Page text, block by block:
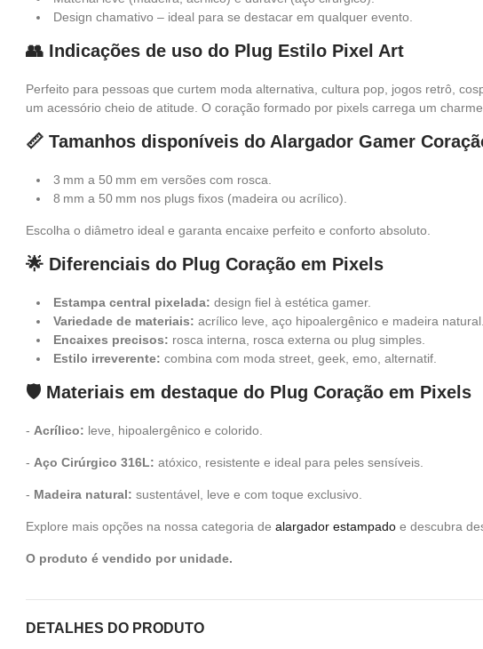
Design chamativo – ideal para se destacar em qualquer evento.
👥 Indicações de uso do Plug Estilo Pixel Art
Perfeito para pessoas que curtem moda alternativa, cultura pop, jogos retrô,
um acessório cheio de atitude. O coração formado por pixels carrega um
📏 Tamanhos disponíveis do Alargador Gamer
3 mm a 50 mm em versões com rosca.
8 mm a 50 mm nos plugs fixos (madeira ou acrílico).
Escolha o diâmetro ideal e garanta encaixe perfeito e conforto absoluto.
🌟 Diferenciais do Plug Coração em Pixels
Estampa central pixelada: design fiel à estética gamer.
Variedade de materiais: acrílico leve, aço hipoalergênico e madeira natural.
Encaixes precisos: rosca interna, rosca externa ou plug simples.
Estilo irreverente: combina com moda street, geek, emo, alternatif.
🛡️ Materiais em destaque do Plug Coração em Pixels
- Acrílico: leve, hipoalergênico e colorido.
- Aço Cirúrgico 316L: atóxico, resistente e ideal para peles sensíveis.
- Madeira natural: sustentável, leve e com toque exclusivo.
Explore mais opções na nossa categoria de alargador estampado e descubra
O produto é vendido por unidade.
DETALHES DO PRODUTO